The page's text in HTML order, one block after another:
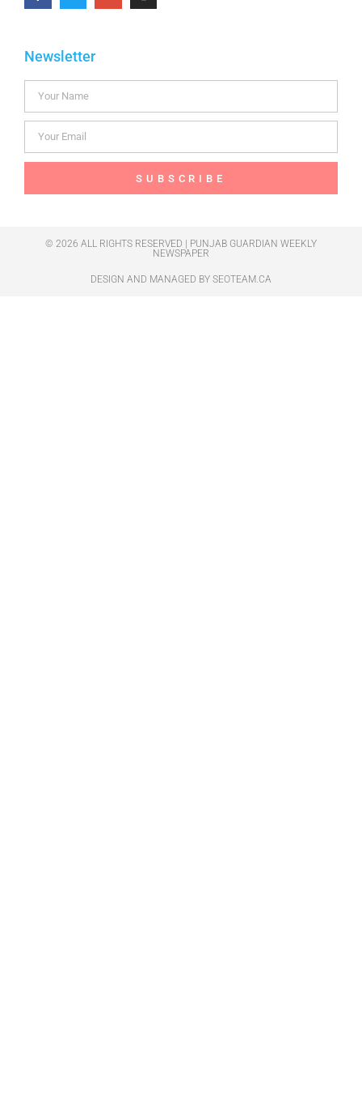
Newsletter
SUBSCRIBE
© 2026 ALL RIGHTS RESERVED | PUNJAB GUARDIAN WEEKLY
NEWSPAPER
DESIGN AND MANAGED BY SEOTEAM.CA